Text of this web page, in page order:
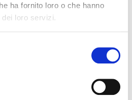
ha fornito loro o che hanno
loro servizi.
20
2024